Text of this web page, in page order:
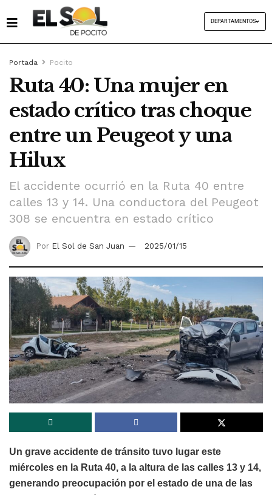
DEPARTAMENTOS
Portada Pocito
Ruta 40: Una mujer en
estado crítico tras choque
entre un Peugeot y una
Hilux
El accidente ocurrió en la Ruta 40 entre
calles 13 y 14. Una conductora del Peugeot
308 se encuentra en estado crítico
Por El Sol de San Juan 2025/01/15
Un grave accidente de tránsito tuvo lugar este
miércoles en la Ruta 40, a la altura de las calles 13 y 14,
generando preocupación por el estado de una de las